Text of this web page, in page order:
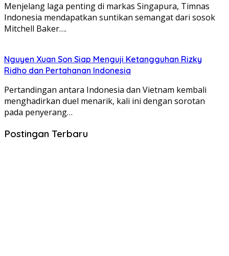
Menjelang laga penting di markas Singapura, Timnas
Indonesia mendapatkan suntikan semangat dari sosok
Mitchell Baker….
Nguyen Xuan Son Siap Menguji Ketangguhan Rizky
Ridho dan Pertahanan Indonesia
Pertandingan antara Indonesia dan Vietnam kembali
menghadirkan duel menarik, kali ini dengan sorotan
pada penyerang…
Postingan Terbaru